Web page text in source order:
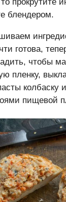
блендером.
готова,
чтобы
пленку,
колбаску
пищевой